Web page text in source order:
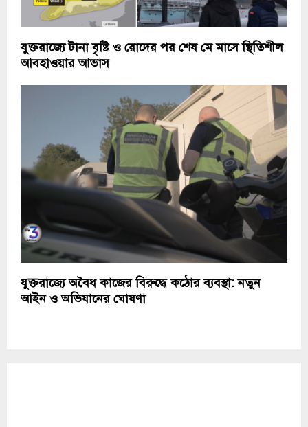
যুক্তরাজ্যে টানা বৃষ্টি ও রোদের পর শেষ মে মাসে স্থিতিশীল
আবহাওয়ার আভাস
যুক্তরাজ্যে অবৈধ কাজের বিরুদ্ধে কঠোর ব্যবস্থা: নতুন
আইন ও অভিযানের ঘোষণা